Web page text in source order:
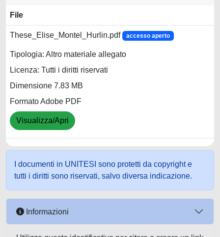
File
These_Elise_Montel_Hurlin.pdf accesso aperto
Tipologia: Altro materiale allegato
Licenza: Tutti i diritti riservati
Dimensione 7.83 MB
Formato Adobe PDF
Visualizza/Apri
I documenti in UNITESI sono protetti da copyright e
tutti i diritti sono riservati, salvo diversa indicazione.
Informazioni